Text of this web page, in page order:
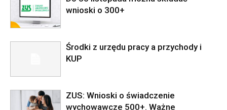
wnioski o 300+
Środki z urzędu pracy a przychody i
KUP
ZUS: Wnioski o świadczenie
wychowawcze 500+. Ważne